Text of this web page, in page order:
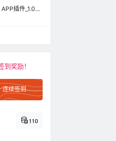
源码_1.0.9更新公告
到奖励！
连续签到
110